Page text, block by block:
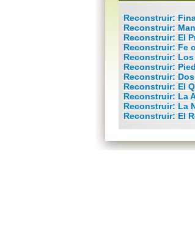
Reconstruir:
Reconstruir:
Reconstruir: El
Reconstruir: Fe
Reconstruir:
Reconstruir:
Reconstruir:
Reconstruir: El
Reconstruir: La
Reconstruir: La
Reconstruir: El
Mensaje a las